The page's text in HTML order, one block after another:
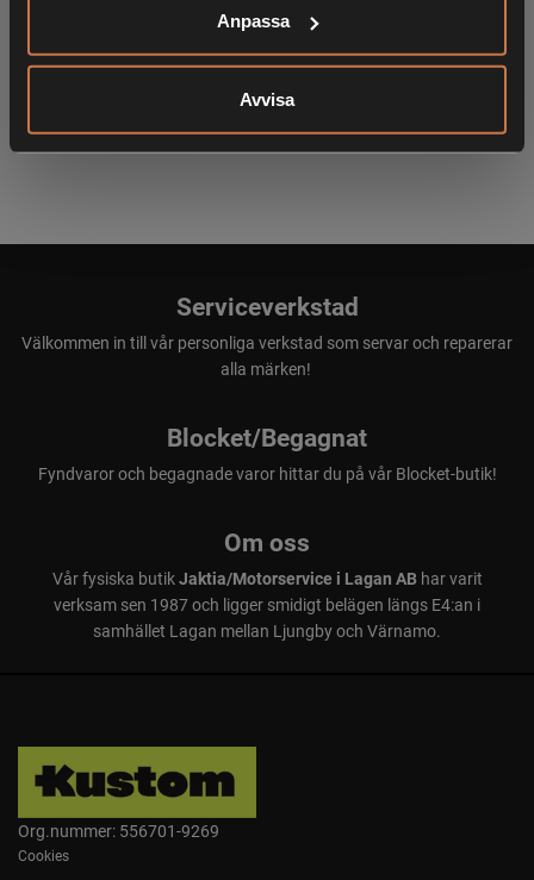
Anpassa
Avvisa
ANDRA HAR OCKSÅ TITTAT PÅ
Serviceverkstad
Välkommen in till vår personliga verkstad som servar och reparerar
alla märken!
Blocket/Begagnat
Fyndvaror och begagnade varor hittar du på vår Blocket-butik!
Om oss
Vår fysiska butikJaktia/Motorservice i Lagan ABhar varit
verksam sen 1987 och ligger smidigt belägen längs E4:an i
samhället Lagan mellan Ljungby och Värnamo.
Org.nummer: 556701-9269
Cookies